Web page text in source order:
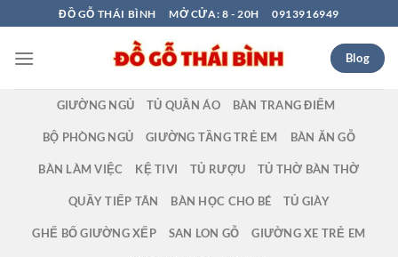
qua
nội
ĐỒ GỖ THÁI BÌNH MỞ CỬA: 8 - 20H 0913916949
Blog
GIƯỜNG NGỦ TỦ QUẦN ÁO BÀN TRANG ĐIỂM
BỘ PHÒNG NGỦ GIƯỜNG TẦNG TRẺ EM BÀN ĂN GỖ
BÀN LÀM VIỆC KỆ TIVI TỦ RƯỢU TỦ THỜ BÀN THỜ
QUẦY TIẾP TÂN BÀN HỌC CHO BÉ TỦ GIÀY
GHẾ BỐ GIƯỜNG XẾP SAN LON GỖ GIƯỜNG XE TRẺ EM